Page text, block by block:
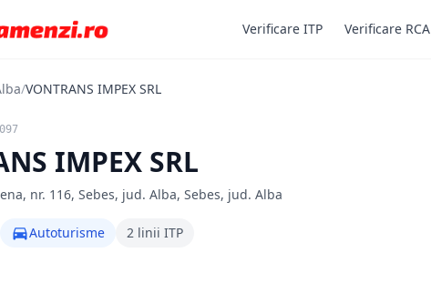
Verificare ITP Verificare RCA
/VONTRANS IMPEX SRL
IMPEX SRL
nr. 116, Sebes, jud. Alba, Sebes, jud. Alba
Autoturisme 2 linii ITP